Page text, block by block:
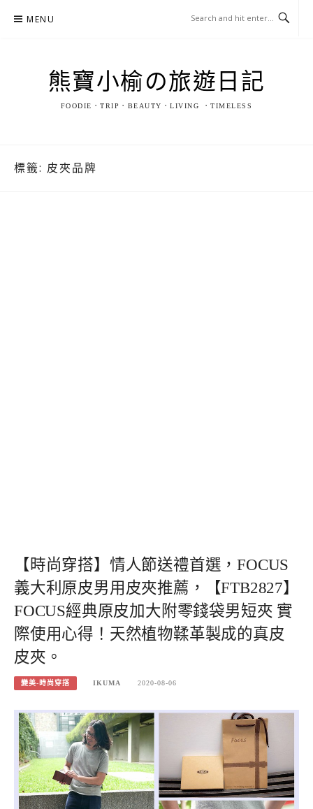
MENU
熊寶小榆の旅遊日記
FOODIE．TRIP．BEAUTY．LIVING ．TIMELESS
標籤: 皮夾品牌
【時尚穿搭】情人節送禮首選，FOCUS
義大利原皮男用皮夾推薦，【FTB2827】
FOCUS經典原皮加大附零錢袋男短夾 實
際使用心得！天然植物鞣革製成的真皮
皮夾。
變美-時尚穿搭 IKUMA 2020-08-06